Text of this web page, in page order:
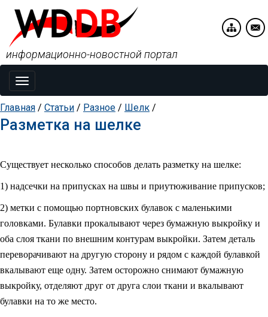
Toggle
navigation
информационно-новостной портал
Главная / Статьи / Разное / Шелк /
Разметка на шелке
Существует несколько способов делать разметку на шелке:
1) надсечки на припусках на швы и приутюживание припусков;
2) метки с помощью портновских булавок с маленькими
головками. Булавки прокалывают через бумажную выкройку и
оба слоя ткани по внешним контурам выкройки. Затем деталь
переворачивают на другую сторону и рядом с каждой булавкой
вкалывают еще одну. Затем осторожно снимают бумажную
выкройку, отделяют друг от друга слои ткани и вкалывают
булавки на то же место.